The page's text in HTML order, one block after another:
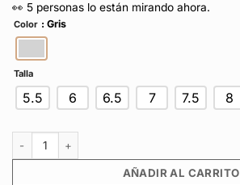
original
actual
👀 5 personas lo están mirando ahora.
Color : Gris
Talla
5.5 6 6.5 7 7.5 8
AÑADIR AL CARRITO